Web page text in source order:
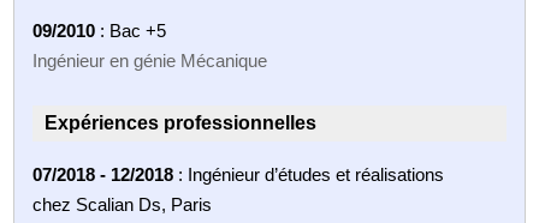
09/2010 : Bac +5
Ingénieur en génie Mécanique
Expériences professionnelles
07/2018 - 12/2018 : Ingénieur d’études et réalisations
chez Scalian Ds, Paris